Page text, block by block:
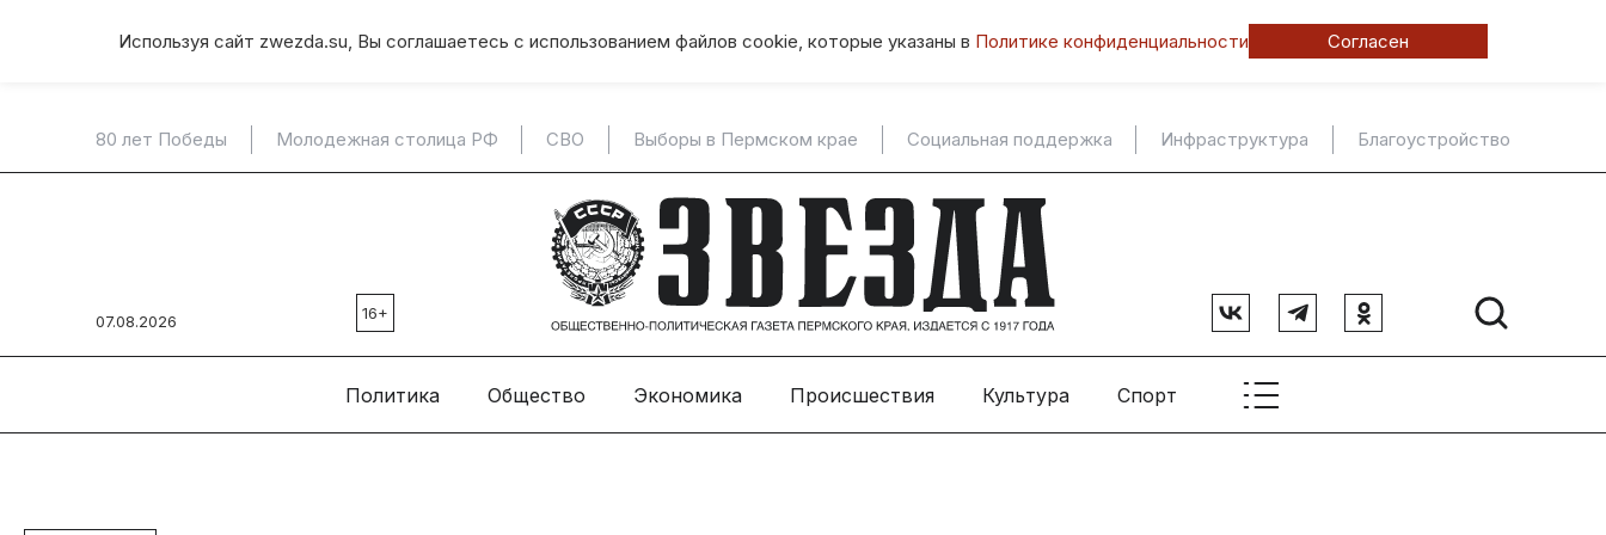
Используя сайт zwezda.su, Вы соглашаетесь с использованием файлов cookie, которые указаны в Политике конфиденциальности Согласен
80 лет Победы Молодежная столица РФ СВО Выборы в Пермском крае Социальная поддержка Инфраструктура Благоустройство
07.08.2026 16+
Политика Общество Экономика Происшествия Культура Спорт